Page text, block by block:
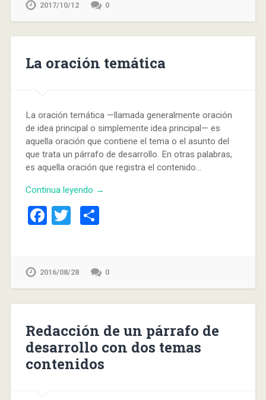
2017/10/12 0
La oración temática
La oración temática —llamada generalmente oración
de idea principal o simplemente idea principal— es
aquella oración que contiene el tema o el asunto del
que trata un párrafo de desarrollo. En otras palabras,
es aquella oración que registra el contenido…
Continua leyendo →
Facebook
Twitter
2016/08/28 0
Redacción de un párrafo de
desarrollo con dos temas
contenidos